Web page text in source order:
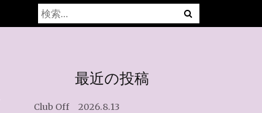
検
索:
最近の投稿
Club Off 2026.8.13